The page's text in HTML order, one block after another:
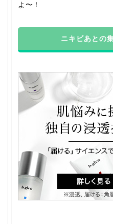
よ〜！
ニキビあとの